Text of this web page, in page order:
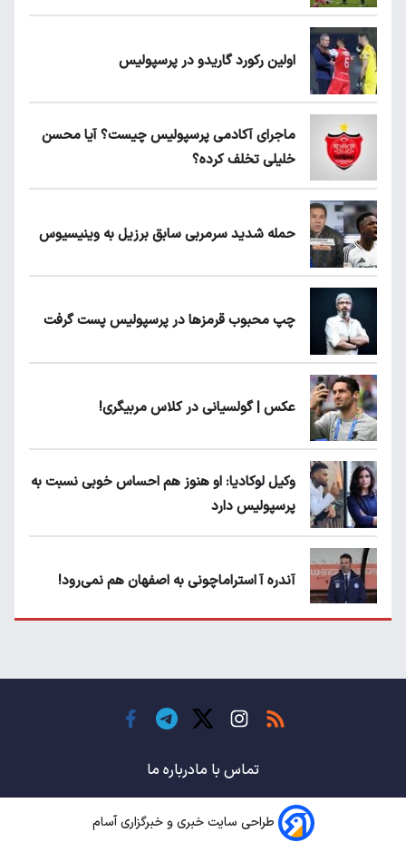
اولین رکورد گاریدو در پرسپولیس
ماجرای آکادمی پرسپولیس چیست؟ آیا محسن
خلیلی تخلف کرده؟
حمله شدید سرمربی سابق برزیل به وینیسیوس
چپ محبوب قرمزها در پرسپولیس پست گرفت
عکس | گولسیانی در کلاس مربیگری!
وکیل لوکادیا: او هنوز هم احساس خوبی نسبت به
پرسپولیس دارد
آندره آ استراماچونی به اصفهان هم نمی‌رود!
حسن روی هوا!
باشگاه های جهان
تماس با مادرباره ما
طراحی سایت خبری و خبرگزاری آسام